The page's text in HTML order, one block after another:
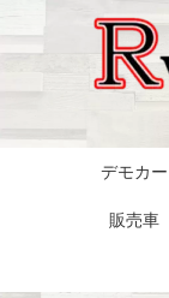
デモカー
販売車